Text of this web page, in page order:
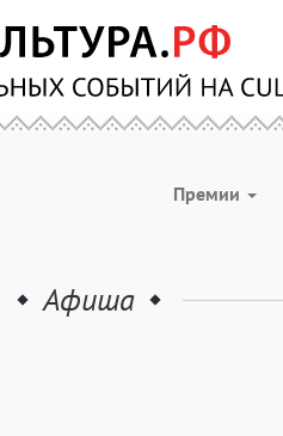
Премии
Афиша